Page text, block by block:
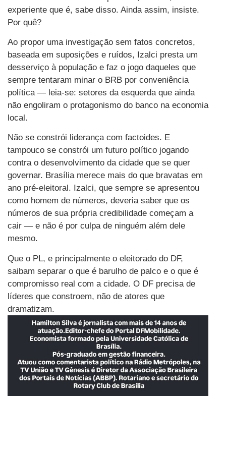
experiente que é, sabe disso. Ainda assim, insiste.
Por quê?
Ao propor uma investigação sem fatos concretos,
baseada em suposições e ruídos, Izalci presta um
desserviço à população e faz o jogo daqueles que
sempre tentaram minar o BRB por conveniência
política — leia-se: setores da esquerda que ainda
não engoliram o protagonismo do banco na economia
local.
Não se constrói liderança com factoides. E
tampouco se constrói um futuro político jogando
contra o desenvolvimento da cidade que se quer
governar. Brasília merece mais do que bravatas em
ano pré-eleitoral. Izalci, que sempre se apresentou
como homem de números, deveria saber que os
números de sua própria credibilidade começam a
cair — e não é por culpa de ninguém além dele
mesmo.
Que o PL, e principalmente o eleitorado do DF,
saibam separar o que é barulho de palco e o que é
compromisso real com a cidade. O DF precisa de
líderes que constroem, não de atores que
dramatizam.